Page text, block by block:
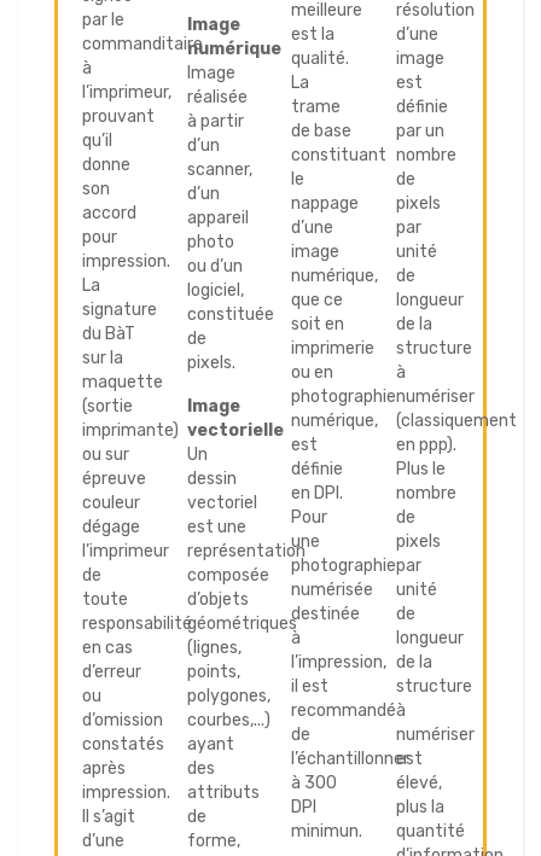
par le
commanditaire
à
l’imprimeur,
prouvant
qu’il
donne
son
accord
pour
impression.
La
signature
du BàT
sur la
maquette
(sortie
imprimante)
ou sur
épreuve
couleur
dégage
l’imprimeur
de
toute
responsabilité
en cas
d’erreur
ou
d’omission
constatés
après
impression.
Il s’agit
d’une
Image
numérique
Image
réalisée
à partir
d’un
scanner,
d’un
appareil
photo
ou d’un
logiciel,
constituée
de
pixels.
Image
vectorielle
Un
dessin
vectoriel
est une
représentation
composée
d’objets
géométriques
(lignes,
points,
polygones,
courbes,...)
ayant
des
attributs
de
forme,
meilleure
est la
qualité.
La
trame
de base
constituant
le
nappage
d’une
image
numérique,
que ce
soit en
imprimerie
ou en
photographie
numérique,
est
définie
en DPI.
Pour
une
photographie
numérisée
destinée
à
l’impression,
il est
recommandé
de
l’échantillonner
à 300
DPI
minimun.
résolution
d’une
image
est
définie
par un
nombre
de
pixels
par
unité
de
longueur
de la
structure
à
numériser
(classiquement
en ppp).
Plus le
nombre
de
pixels
par
unité
de
longueur
de la
structure
à
numériser
est
élevé,
plus la
quantité